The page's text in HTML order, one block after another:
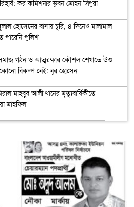
কর কমিশনার ভূবন মোহন ত্রিপুরা
হোসেনের বাসায় চুরি, ৪ দিনেও মালামাল
পারেনি পুলিশ
গঠন ও আত্মরক্ষার কৌশল শেখাতে উশু
কোনো বিকল্প নেই: নূর হোসেন
মাহবুব আলী খানের মৃত্যুবার্ষিকীতে
মাহফিল